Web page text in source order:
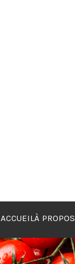
ACCUEILÀ PROPOS